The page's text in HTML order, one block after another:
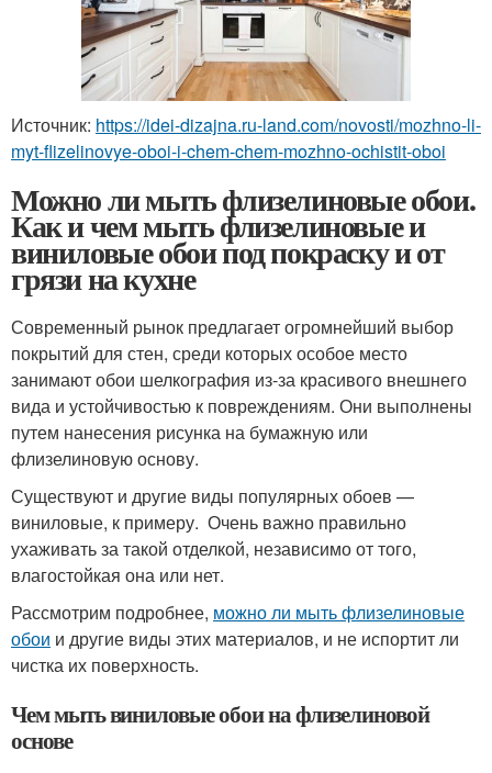
Источник: https://idei-dizajna.ru-land.com/novosti/mozhno-li-
myt-flizelinovye-oboi-i-chem-chem-mozhno-ochistit-oboi
Можно ли мыть флизелиновые обои.
Как и чем мыть флизелиновые и
виниловые обои под покраску и от
грязи на кухне
Современный рынок предлагает огромнейший выбор
покрытий для стен, среди которых особое место
занимают обои шелкография из-за красивого внешнего
вида и устойчивостью к повреждениям. Они выполнены
путем нанесения рисунка на бумажную или
флизелиновую основу.
Существуют и другие виды популярных обоев —
виниловые, к примеру. Очень важно правильно
ухаживать за такой отделкой, независимо от того,
влагостойкая она или нет.
Рассмотрим подробнее, можно ли мыть флизелиновые
обои и другие виды этих материалов, и не испортит ли
чистка их поверхность.
Чем мыть виниловые обои на флизелиновой
основе